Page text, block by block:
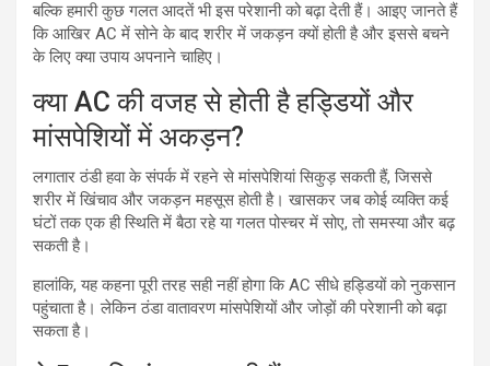
बल्कि हमारी कुछ गलत आदतें भी इस परेशानी को बढ़ा देती हैं। आइए जानते हैं
कि आखिर AC में सोने के बाद शरीर में जकड़न क्यों होती है और इससे बचने
के लिए क्या उपाय अपनाने चाहिए।
क्या AC की वजह से होती है हड्डियों और
मांसपेशियों में अकड़न?
लगातार ठंडी हवा के संपर्क में रहने से मांसपेशियां सिकुड़ सकती हैं, जिससे
शरीर में खिंचाव और जकड़न महसूस होती है। खासकर जब कोई व्यक्ति कई
घंटों तक एक ही स्थिति में बैठा रहे या गलत पोस्चर में सोए, तो समस्या और बढ़
सकती है।
हालांकि, यह कहना पूरी तरह सही नहीं होगा कि AC सीधे हड्डियों को नुकसान
पहुंचाता है। लेकिन ठंडा वातावरण मांसपेशियों और जोड़ों की परेशानी को बढ़ा
सकता है।